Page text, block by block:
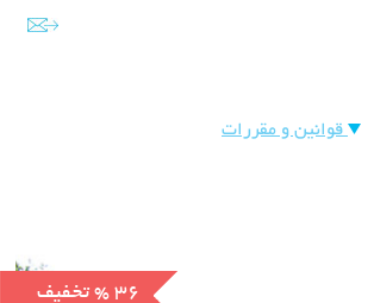
قوانین و مقررات
تخفیف % 36